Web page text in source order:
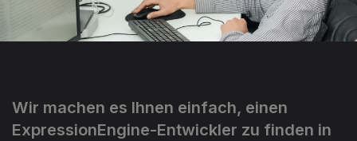
Wir machen es Ihnen einfach, einen
ExpressionEngine-Entwickler zu finden in